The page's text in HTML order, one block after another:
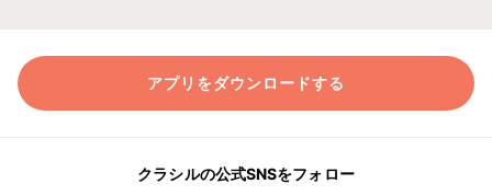
アプリをダウンロードする
クラシルの公式SNSをフォロー